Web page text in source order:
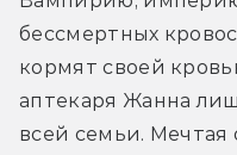
бессмертных
кормят своей
аптекаря Жанна
всей семьи. Мечтая